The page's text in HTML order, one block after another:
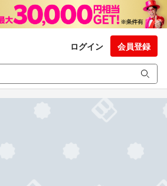
ログイン 会員登録